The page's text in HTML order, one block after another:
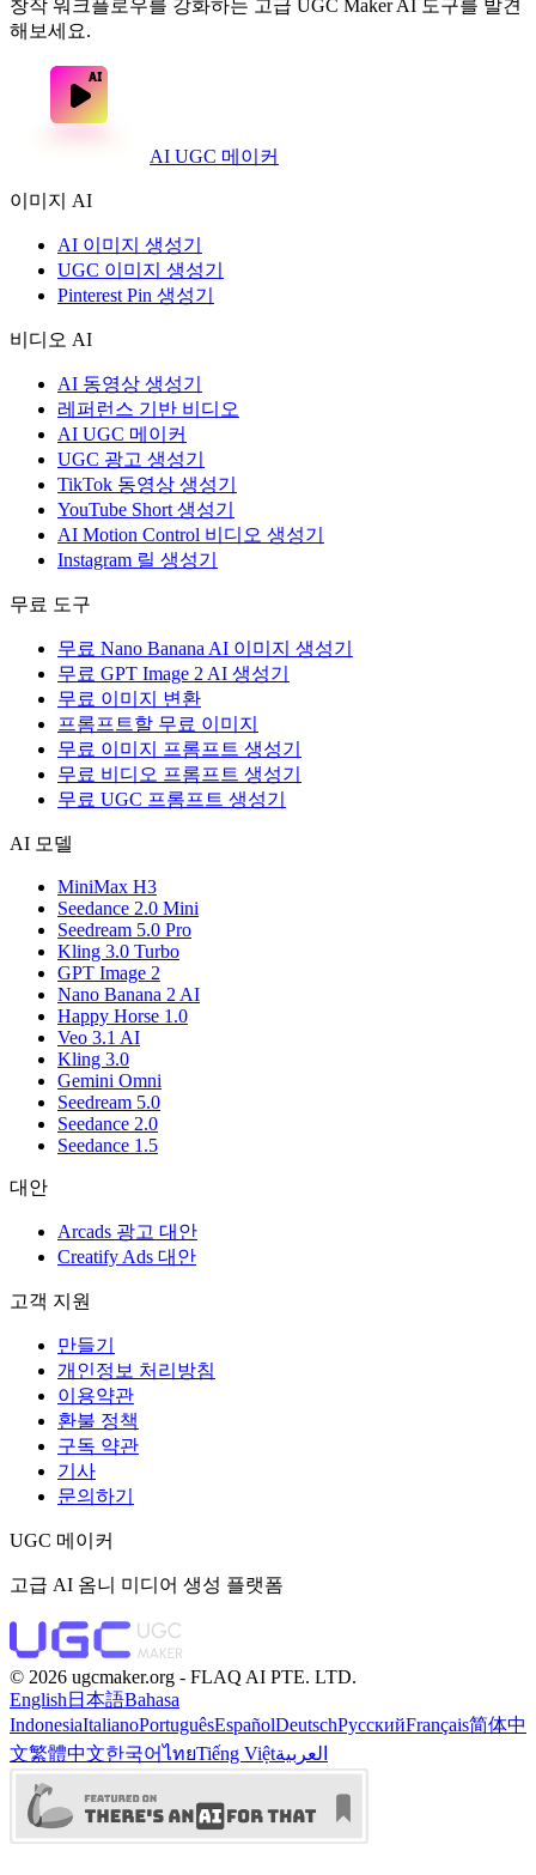
창작 워크플로우를 강화하는 고급 UGC Maker AI 도구를 발견
해보세요.
AI UGC 메이커
이미지 AI
AI 이미지 생성기
UGC 이미지 생성기
Pinterest Pin 생성기
비디오 AI
AI 동영상 생성기
레퍼런스 기반 비디오
AI UGC 메이커
UGC 광고 생성기
TikTok 동영상 생성기
YouTube Short 생성기
AI Motion Control 비디오 생성기
Instagram 릴 생성기
무료 도구
무료 Nano Banana AI 이미지 생성기
무료 GPT Image 2 AI 생성기
무료 이미지 변환
프롬프트할 무료 이미지
무료 이미지 프롬프트 생성기
무료 비디오 프롬프트 생성기
무료 UGC 프롬프트 생성기
AI 모델
MiniMax H3
Seedance 2.0 Mini
Seedream 5.0 Pro
Kling 3.0 Turbo
GPT Image 2
Nano Banana 2 AI
Happy Horse 1.0
Veo 3.1 AI
Kling 3.0
Gemini Omni
Seedream 5.0
Seedance 2.0
Seedance 1.5
대안
Arcads 광고 대안
Creatify Ads 대안
고객 지원
만들기
개인정보 처리방침
이용약관
환불 정책
구독 약관
기사
문의하기
UGC 메이커
고급 AI 옴니 미디어 생성 플랫폼
©️ 2026 ugcmaker.org - FLAQ AI PTE. LTD.
English 日本語Bahasa
IndonesiaItalianoPortuguêsEspañolDeutschРусскийFrançais简体中
文繁體中文한국어ไทยTiếng Việtالعربية